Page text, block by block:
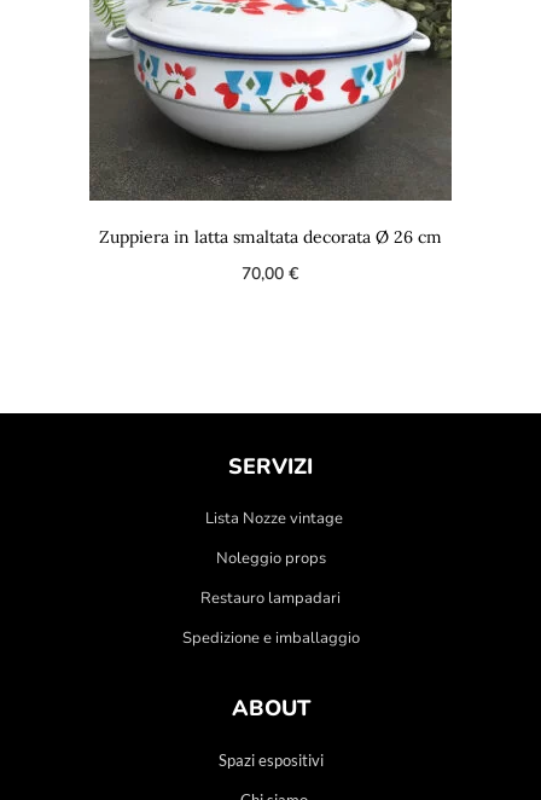
Zuppiera in latta smaltata decorata Ø 26 cm
70,00€
SERVIZI
Lista Nozze vintage
Noleggio props
Restauro lampadari
Spedizione e imballaggio
ABOUT
Spazi espositivi